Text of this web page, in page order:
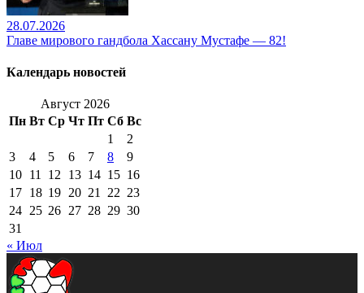
28.07.2026
Главе мирового гандбола Хассану Мустафе — 82!
Календарь новостей
Август 2026
Пн Вт Ср Чт Пт Сб Вс
1
2
3
4 5 6 7 8
9
10 11 12 13 14 15 16
17 18 19 20 21 22 23
24 25 26 27 28 29 30
31
« Июл